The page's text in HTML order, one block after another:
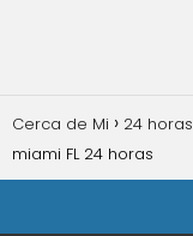
Cerca de Mi 24 horas
miami FL 24 horas